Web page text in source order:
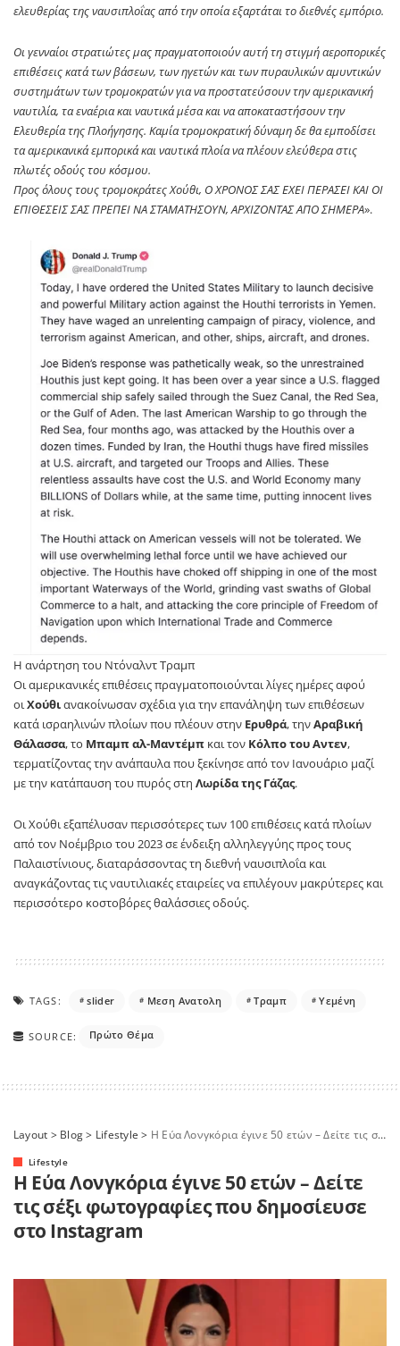
ελευθερίας της ναυσιπλοΐας από την οποία εξαρτάται το διεθνές εμπόριο.
Οι γενναίοι στρατιώτες μας πραγματοποιούν αυτή τη στιγμή αεροπορικές
επιθέσεις κατά των βάσεων, των ηγετών και των πυραυλικών αμυντικών
συστημάτων των τρομοκρατών για να προστατεύσουν την αμερικανική
ναυτιλία, τα εναέρια και ναυτικά μέσα και να αποκαταστήσουν την
Ελευθερία της Πλοήγησης. Καμία τρομοκρατική δύναμη δε θα εμποδίσει
τα αμερικανικά εμπορικά και ναυτικά πλοία να πλέουν ελεύθερα στις
πλωτές οδούς του κόσμου.
Προς όλους τους τρομοκράτες Χούθι, Ο ΧΡΟΝΟΣ ΣΑΣ ΕΧΕΙ ΠΕΡΑΣΕΙ ΚΑΙ ΟΙ
ΕΠΙΘΕΣΕΙΣ ΣΑΣ ΠΡΕΠΕΙ ΝΑ ΣΤΑΜΑΤΗΣΟΥΝ, ΑΡΧΙΖΟΝΤΑΣ ΑΠΟ ΣΗΜΕΡΑ».
Η ανάρτηση του Ντόναλντ Τραμπ
Οι αμερικανικές επιθέσεις πραγματοποιούνται λίγες ημέρες αφού
οι Χούθιανακοίνωσαν σχέδια για την επανάληψη των επιθέσεων
κατά ισραηλινών πλοίων που πλέουν στην Ερυθρά, τηνΑραβική
Θάλασσα, το Μπαμπ αλ-Μαντέμπ και τον Κόλπο του Αντεν,
τερματίζοντας την ανάπαυλα που ξεκίνησε από τον Ιανουάριο μαζί
με την κατάπαυση του πυρός στη Λωρίδα της Γάζας.
Οι Χούθι εξαπέλυσαν περισσότερες των 100 επιθέσεις κατά πλοίων
από τον Νοέμβριο του 2023 σε ένδειξη αλληλεγγύης προς τους
Παλαιστίνιους, διαταράσσοντας τη διεθνή ναυσιπλοΐα και
αναγκάζοντας τις ναυτιλιακές εταιρείες να επιλέγουν μακρύτερες και
περισσότερο κοστοβόρες θαλάσσιες οδούς.
TAGS: slider Μεση Ανατολη Τραμπ Υεμένη
SOURCE: Πρώτο Θέμα
Layout > Blog> Lifestyle > Η Εύα Λονγκόρια έγινε 50 ετών – Δείτε τις σέξι φωτογραφίες που δημοσίευσε στο Instagram
Lifestyle
Η Εύα Λονγκόρια έγινε 50 ετών – Δείτε
τις σέξι φωτογραφίες που δημοσίευσε
στο Instagram